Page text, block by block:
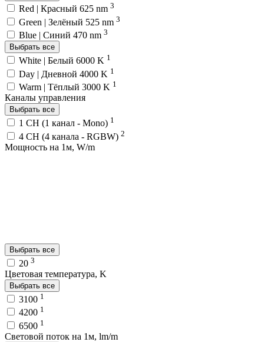
Red | Красный 625 nm 3
Green | Зелёный 525 nm 3
Blue | Синий 470 nm 3
Выбрать все
White | Белый 6000 K 1
Day | Дневной 4000 K 1
Warm | Тёплый 3000 K 1
Каналы управления
Выбрать все
1 CH (1 канал - Mono) 1
4 CH (4 канала - RGBW) 2
Мощность на 1м, W/m
Выбрать все
20 3
Цветовая температура, K
Выбрать все
3100 1
4200 1
6500 1
Световой поток на 1м, lm/m